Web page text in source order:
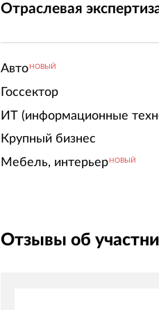
Отраслевая
Авто НОВЫЙ
Госсектор
ИТ (информационные
Крупный бизнес
Мебель, интерьер НОВЫЙ
Отзывы об